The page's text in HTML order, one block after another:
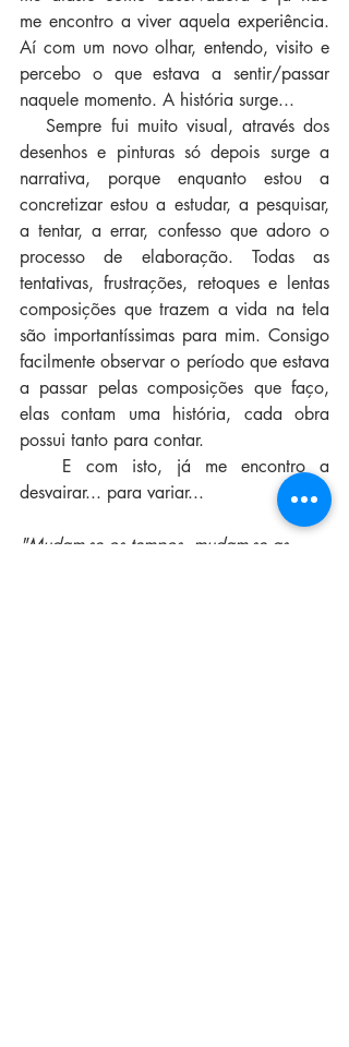
me encontro a viver aquela experiência.
Aí com um novo olhar, entendo, visito e
percebo o que estava a sentir/passar
naquele momento. A história surge...
   Sempre fui muito visual, através dos
desenhos e pinturas só depois surge a
narrativa, porque enquanto estou a
concretizar estou a estudar, a pesquisar,
a tentar, a errar, confesso que adoro o
processo de elaboração. Todas as
tentativas, frustrações, retoques e lentas
composições que trazem a vida na tela
são importantíssimas para mim. Consigo
facilmente observar o período que estava
a passar pelas composições que faço,
elas contam uma história, cada obra
possui tanto para contar.
desvairar... para variar...
"Mudam-se os tempos, mudam-se as